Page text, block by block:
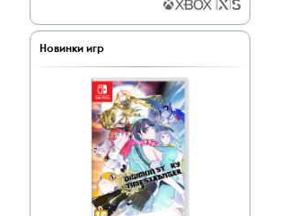
Новинки игр